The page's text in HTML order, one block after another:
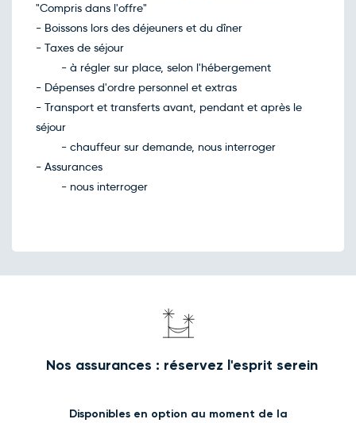
"Compris dans l'offre"
- Boissons lors des déjeuners et du dîner
- Taxes de séjour
- à régler sur place, selon l'hébergement
- Dépenses d'ordre personnel et extras
- Transport et transferts avant, pendant et après le
séjour
- chauffeur sur demande, nous interroger
- Assurances
- nous interroger
Nos assurances : réservez l'esprit serein
Disponibles en option au moment de la